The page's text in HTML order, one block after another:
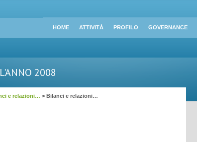
HOME ATTIVITÀ PROFILO GOVERNANCE
2008
e relazioni… > Bilanci e relazioni…